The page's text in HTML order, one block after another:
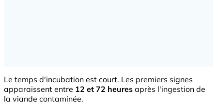
Le temps d'incubation est court. Les premiers signes
apparaissent entre 12 et 72 heures après l'ingestion de
la viande contaminée.